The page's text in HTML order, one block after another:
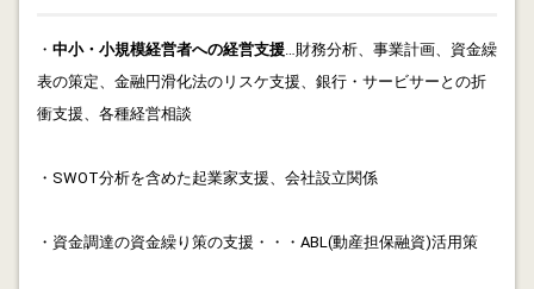
8/10 :建設業専門工事部会(診断士)に出席し、建設業のビ
ジネスモデル改善につき考えてみました。
2012.08.07
・ 中小・小規模経営者への経営支援 …財務分析、事業計画、資金繰
表の策定、金融円滑化法のリスケ支援、銀行・サービサーとの折
衝支援、各種経営相談
・SWOT分析を含めた起業家支援、会社設立関係
・資金調達の資金繰り策の支援・・・ABL(動産担保融資)活用策